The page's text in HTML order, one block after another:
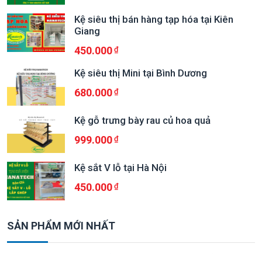
Kệ siêu thị bán hàng tạp hóa tại Kiên
Giang
450.000
Kệ siêu thị Mini tại Bình Dương
680.000
Kệ gỗ trưng bày rau củ hoa quả
999.000
Kệ sắt V lỗ tại Hà Nội
450.000
SẢN PHẨM MỚI NHẤT